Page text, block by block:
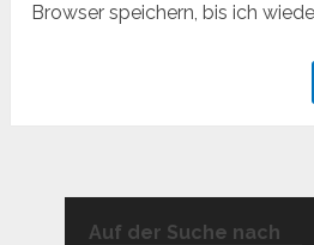
Browser speichern, bis ich
Auf der Suche nach